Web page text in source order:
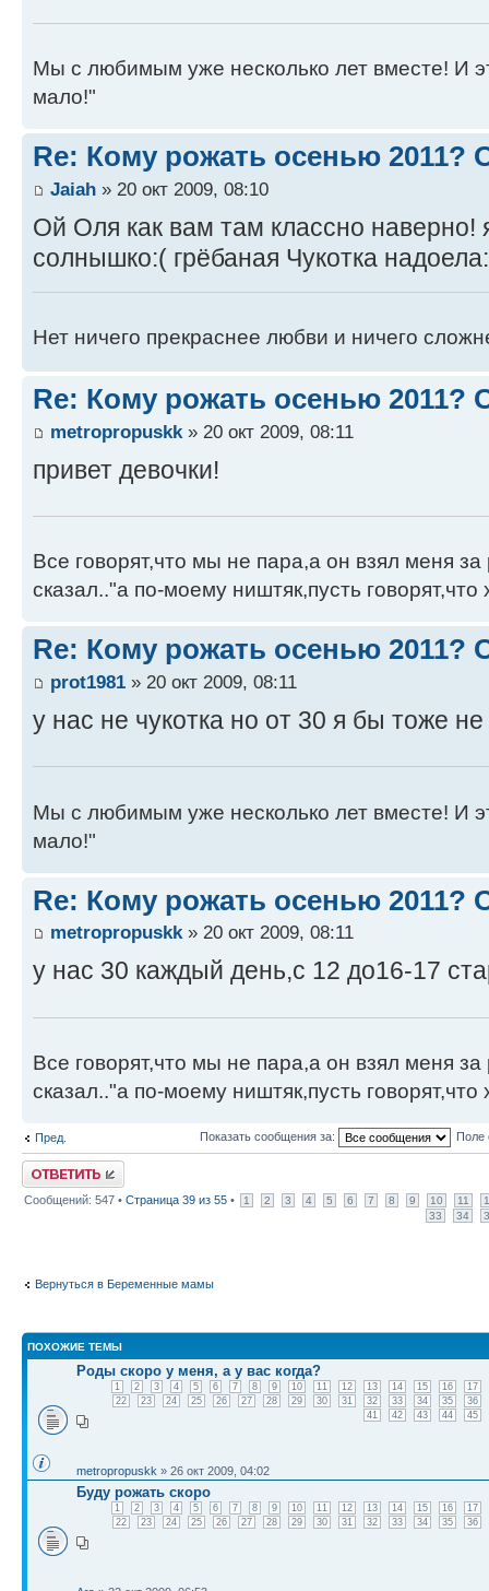
Мы с любимым уже несколько лет вместе! И
мало!"
Re: Кому рожать осенью 2011?
Jaiah » 20 окт 2009, 08:10
Ой Оля как вам там классно наверно!
солнышко:( грёбаная Чукотка
Нет ничего прекраснее любви и ничего
Re: Кому рожать осенью 2011?
metropropuskk » 20 окт 2009, 08:11
привет девочки!
Все говорят,что мы не пара,а он взял меня за
сказал.."а по-моему ништяк,пусть говорят,что
Re: Кому рожать осенью 2011?
prot1981 » 20 окт 2009, 08:11
у нас не чукотка но от 30 я бы тоже не
Мы с любимым уже несколько лет вместе! И
мало!"
Re: Кому рожать осенью 2011?
metropropuskk» 20 окт 2009, 08:11
у нас 30 каждый день,с 12 до16-17
Все говорят,что мы не пара,а он взял меня за
сказал.."а по-моему ништяк,пусть говорят,что
Пред. Показать сообщения за: Поле
Ответить
Сообщений: 547 • Страница 39 из 55 • 1 2 3 4 5 6 7 8 9 10 11
33
34
Вернуться в Беременные мамы
ПОХОЖИЕ ТЕМЫ
Роды скоро у меня, а у вас когда?
1 2 3 4 5 6 7 8 9 10 11 12 13 14 15 16
17
22
23 24 25 26 27 28 29 30 31 32 33 34 35
36
41
42 43 44 45
metropropuskk » 26 окт 2009, 04:02
Буду рожать скоро
1 2 3 4 5 6 7 8 9 10 11 12 13 14 15 16
17
22
23 24 25 26 27 28 29 30 31 32 33 34 35 36